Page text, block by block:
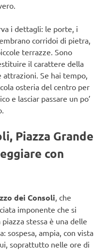
i dettagli: le porte, i
corridoi di pietra,
terrazze. Sono
il carattere della
attrazioni. Se hai tempo,
osteria del centro per
e lasciar passare un po’
Piazza Grande
con
dei Consoli, che
imponente che si
stessa è una delle
sospesa, ampia, con vista
soprattutto nelle ore di